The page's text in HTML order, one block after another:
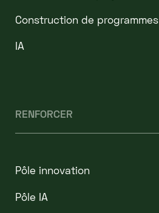
Construction de programmes
IA
RENFORCER
Pôle innovation
Pôle IA